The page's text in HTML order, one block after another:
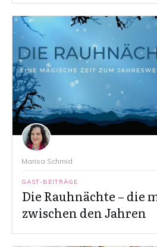
Marisa Schmid
GAST-BEITRÄGE
Die Rauhnächte – die
zwischen den Jahren